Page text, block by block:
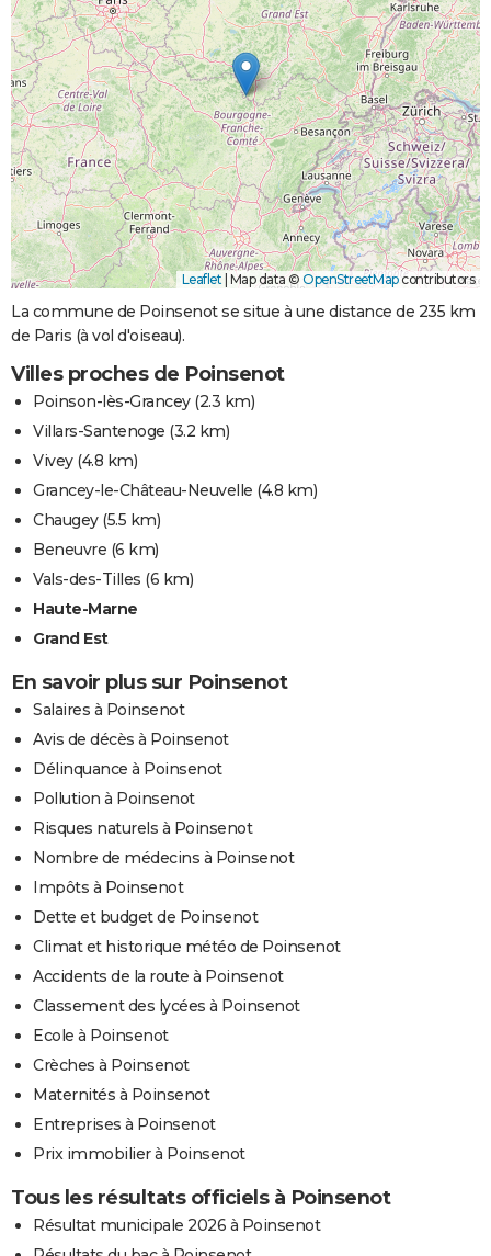
Leaflet Map data © OpenStreetMapcontributors
La commune de Poinsenot se situe à une distance de 235 km
de Paris (à vol d'oiseau).
Villes proches de Poinsenot
Poinson-lès-Grancey(2.3 km)
Villars-Santenoge (3.2 km)
Vivey(4.8 km)
Grancey-le-Château-Neuvelle (4.8 km)
Chaugey(5.5 km)
Beneuvre (6 km)
Vals-des-Tilles (6 km)
Haute-Marne
Grand Est
En savoir plus sur Poinsenot
Salaires à Poinsenot
Avis de décès à Poinsenot
Délinquance à Poinsenot
Pollution à Poinsenot
Risques naturels à Poinsenot
Nombre de médecins à Poinsenot
Impôts à Poinsenot
Dette et budget de Poinsenot
Climat et historique météo de Poinsenot
Accidents de la route à Poinsenot
Classement des lycées à Poinsenot
Ecole à Poinsenot
Crèches à Poinsenot
Maternités à Poinsenot
Entreprises à Poinsenot
Prix immobilier à Poinsenot
Tous les résultats officiels à Poinsenot
Résultat municipale 2026 à Poinsenot